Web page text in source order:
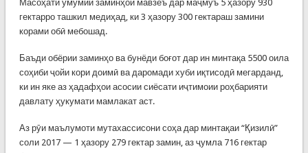
Масоҳати умумии заминҳои мавзеъ дар маҷмуъ 5 ҳазору 930
гектарро ташкил медиҳад, ки 3 ҳазору 300 гектараш замини
корами обӣ мебошад.
Баъди обёрии заминҳо ва бунёди боғот дар ин минтақа 5500 оила
соҳиби ҷойи кори доимӣ ва даромади хуби иқтисодӣ мегарданд,
ки ин яке аз ҳадафҳои асосии сиёсати иҷтимоии роҳбарияти
давлату ҳукумати мамлакат аст.
Аз рӯи маълумоти мутахассисони соҳа дар минтақаи “Қизилӣ”
соли 2017 — 1 ҳазору 279 гектар замин, аз ҷумла 716 гектар